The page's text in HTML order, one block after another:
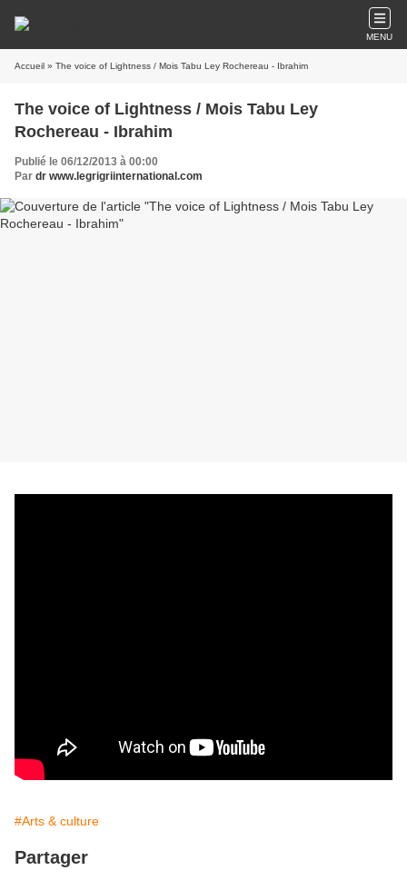
MENU
Accueil » The voice of Lightness / Mois Tabu Ley Rochereau - Ibrahim
The voice of Lightness / Mois Tabu Ley
Rochereau - Ibrahim
Publié le 06/12/2013 à 00:00
Par dr www.legrigriinternational.com
#Arts & culture
Partager